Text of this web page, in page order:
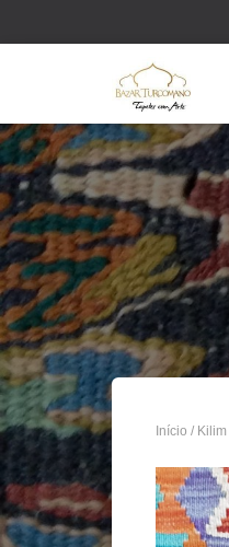
Início / Kilim